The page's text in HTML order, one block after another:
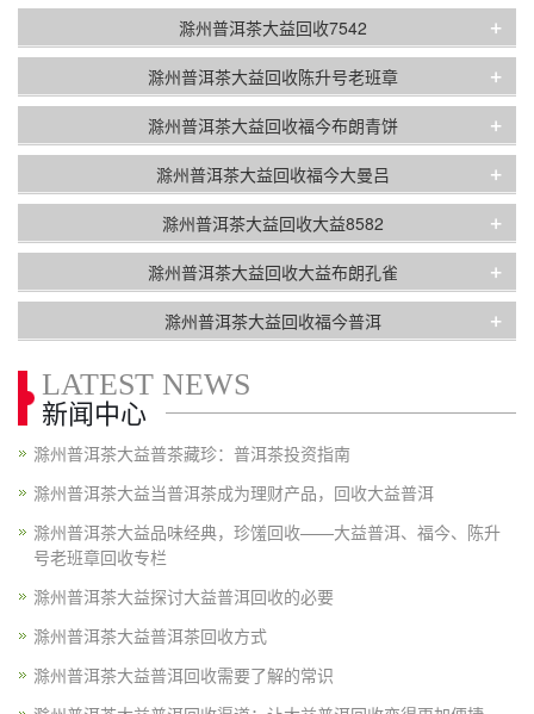
滁州普洱茶大益回收7542 +
滁州普洱茶大益回收陈升号老班章 +
滁州普洱茶大益回收福今布朗青饼 +
滁州普洱茶大益回收福今大曼吕 +
滁州普洱茶大益回收大益8582 +
滁州普洱茶大益回收大益布朗孔雀 +
滁州普洱茶大益回收福今普洱 +
LATEST NEWS
新闻中心
滁州普洱茶大益普茶藏珍：普洱茶投资指南
滁州普洱茶大益当普洱茶成为理财产品，回收大益普洱
滁州普洱茶大益品味经典，珍馐回收——大益普洱、福今、陈升
号老班章回收专栏
滁州普洱茶大益探讨大益普洱回收的必要
滁州普洱茶大益普洱茶回收方式
滁州普洱茶大益普洱回收需要了解的常识